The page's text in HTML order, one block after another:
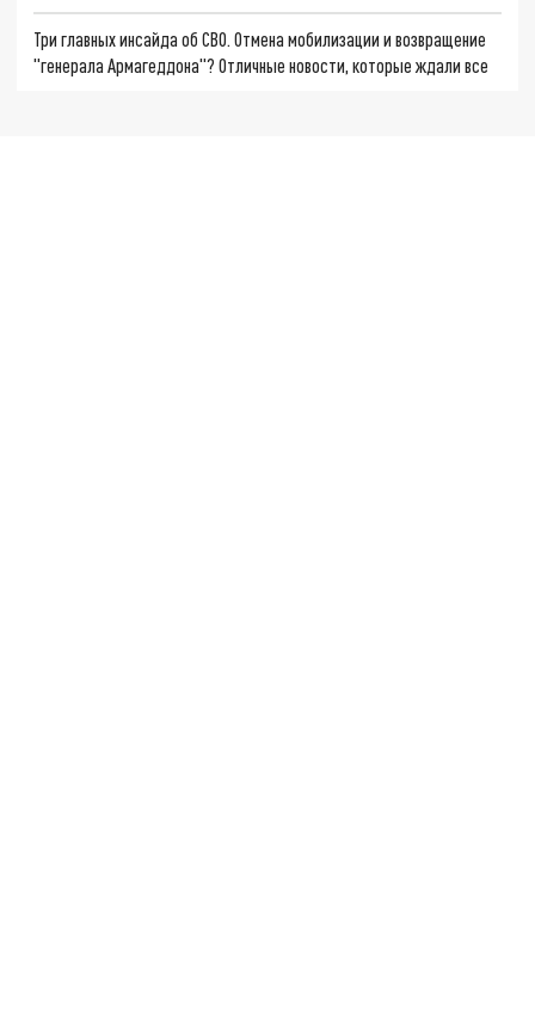
Три главных инсайда об СВО. Отмена мобилизации и возвращение
"генерала Армагеддона"? Отличные новости, которые ждали все